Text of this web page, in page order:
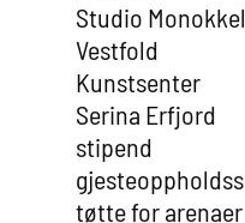
Studio Monokkel
Vestfold
Kunstsenter
Serina Erfjord
stipend
gjesteoppholdss
tøtte for arenaer